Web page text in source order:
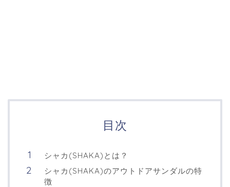
目次
シャカ(SHAKA)とは？
シャカ(SHAKA)のアウトドアサンダルの特
徴